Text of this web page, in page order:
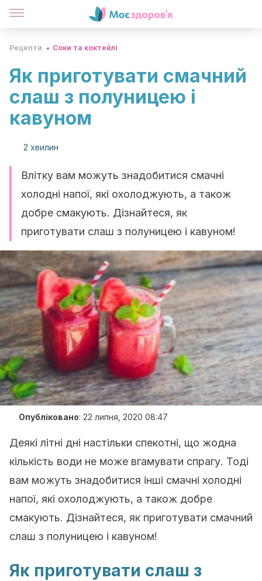
Рецепти Соки та коктейлі
Як приготувати смачний
слаш з полуницею і
кавуном
2 хвилин
Влітку вам можуть знадобитися смачні
холодні напої, які охолоджують, а також
добре смакують. Дізнайтеся, як
приготувати слаш з полуницею і кавуном!
Опубліковано: 22 липня, 2020 08:47
Деякі літні дні настільки спекотні, що жодна
кількість води не може вгамувати спрагу. Тоді
вам можуть знадобитися інші смачні холодні
напої, які охолоджують, а також добре
смакують. Дізнайтеся, як приготувати смачний
слаш з полуницею і кавуном!
Як приготувати слаш з